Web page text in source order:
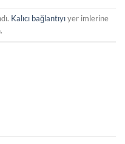
Kalıcı bağlantıyıyer imlerine